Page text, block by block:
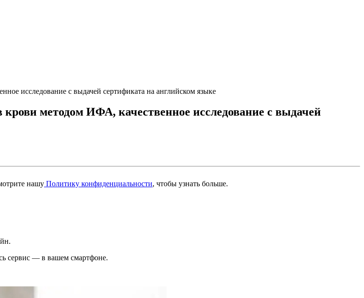
исследование с выдачей сертификата на английском языке
методом ИФА, качественное исследование с выдачей
нашу Политику конфиденциальности, чтобы узнать больше.
сервис — в вашем смартфоне.